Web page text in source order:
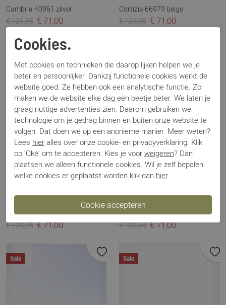
Cambria 40961 zilver
€ 129,95 € 71,00
Cortizia 66979 beige
€ 129,95 € 71,00
Sioux
Cortizia blauw
€ 129,95 € 71,00
40087 zilver
€ 129,99 € 71,00
Sale Sale
Cookies.
Met cookies en technieken die daarop lijken helpen we je
beter en persoonlijker. Dankzij functionele cookies werkt de
website goed. Ze hebben ook een analytische functie. Zo
maken we de website elke dag een beetje beter. We laten je
graag nuttige advertenties zien. Daarom gebruiken we
technologie om je gedrag binnen en buiten onze website te
volgen. Dat doen we op een anonieme manier. Meer weten?
Lees hier alles over onze cookie- en privacyverklaring. Klik
op 'Oké' om te accepteren. Kies je voor weigeren? Dan
plaatsen we alleen functionele cookies. Wil je zelf bepalen
welke cookies er geplaatst worden klik dan hier.